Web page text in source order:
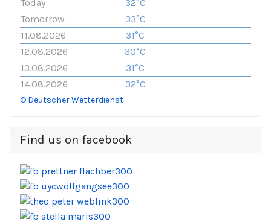
Today
32°C
Tomorrow
33°C
11.08.2026
31°C
12.08.2026
30°C
13.08.2026
31°C
14.08.2026
32°C
© Deutscher Wetterdienst
Find us on facebook